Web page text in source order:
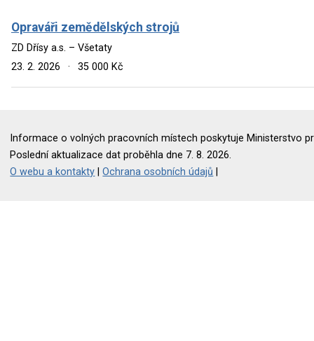
Opraváři zemědělských strojů
ZD Dřísy a.s. – Všetaty
23. 2. 2026
· 35 000 Kč
Informace o volných pracovních místech poskytuje Ministerstvo
Poslední aktualizace dat proběhla dne 7. 8. 2026.
O webu a kontakty |Ochrana osobních údajů